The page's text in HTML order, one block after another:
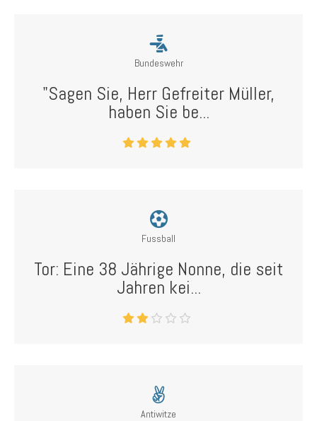
Bundeswehr
"Sagen Sie, Herr Gefreiter Müller,
haben Sie be...
Fussball
Tor: Eine 38 Jährige Nonne, die seit
Jahren kei...
Antiwitze